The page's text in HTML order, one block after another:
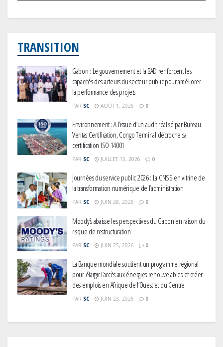
Gabon : Le gouvernement et la BAD renforcent les
la performance des projets
PAR SC AOÛT 1, 2026 0
Environnement : A l’issue d’un audit réalisé par Bureau
certification ISO 14001
PAR SC JUILLET 15, 2026 0
Journées du service public 2026 : La CNSS en vitrine de
PAR SC JUIN 28, 2026 0
Moody’s abaisse les perspectives du Gabon en raison du
PAR SC JUIN 25, 2026 0
La Banque mondiale soutient un programme régional
des emplois en Afrique de l’Ouest et du Centre
PAR SC JUIN 23, 2026 0